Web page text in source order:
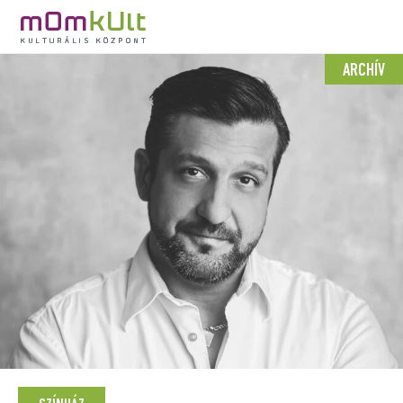
ARCHÍV